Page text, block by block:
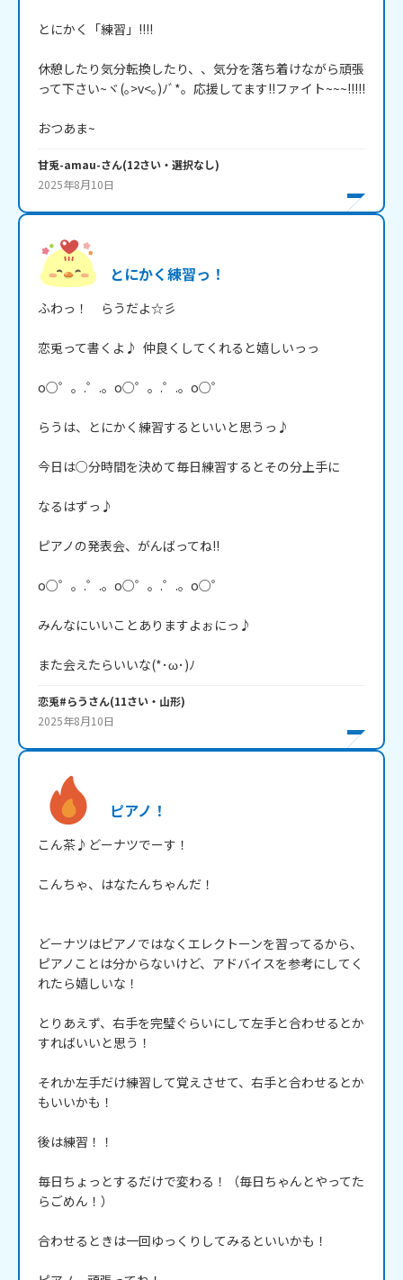
とにかく「練習」!!!!
休憩したり気分転換したり、、気分を落ち着けながら頑張
って下さい~ヾ(｡>v<｡)ﾉﾞ*。応援してます!!ファイト~~~!!!!!
甘兎-amau-さん(12さい・ 選択なし)
2025年8月10日
とにかく練習っ！
ふわっ！　らうだよ☆彡
恋兎って書くよ♪  仲良くしてくれると嬉しいっっ
o○゜。.゜.。o○゜。.゜.。o○゜
らうは、とにかく練習するといいと思うっ♪
今日は○分時間を決めて毎日練習するとその分上手に
なるはずっ♪
ピアノの発表会、がんばってね!!
o○゜。.゜.。o○゜。.゜.。o○゜
みんなにいいことありますよぉにっ♪
また会えたらいいな(*･ω･)ﾉ
恋兎#らうさん(11さい・ 山形)
2025年8月10日
ピアノ！
こん茶♪どーナツでーす！
こんちゃ、はなたんちゃんだ！
どーナツはピアノではなくエレクトーンを習ってるから、
ピアノことは分からないけど、アドバイスを参考にしてく
れたら嬉しいな！
とりあえず、右手を完璧ぐらいにして左手と合わせるとか
すればいいと思う！
それか左手だけ練習して覚えさせて、右手と合わせるとか
もいいかも！
後は練習！！
毎日ちょっとするだけで変わる！（毎日ちゃんとやってた
らごめん！）
合わせるときは一回ゆっくりしてみるといいかも！